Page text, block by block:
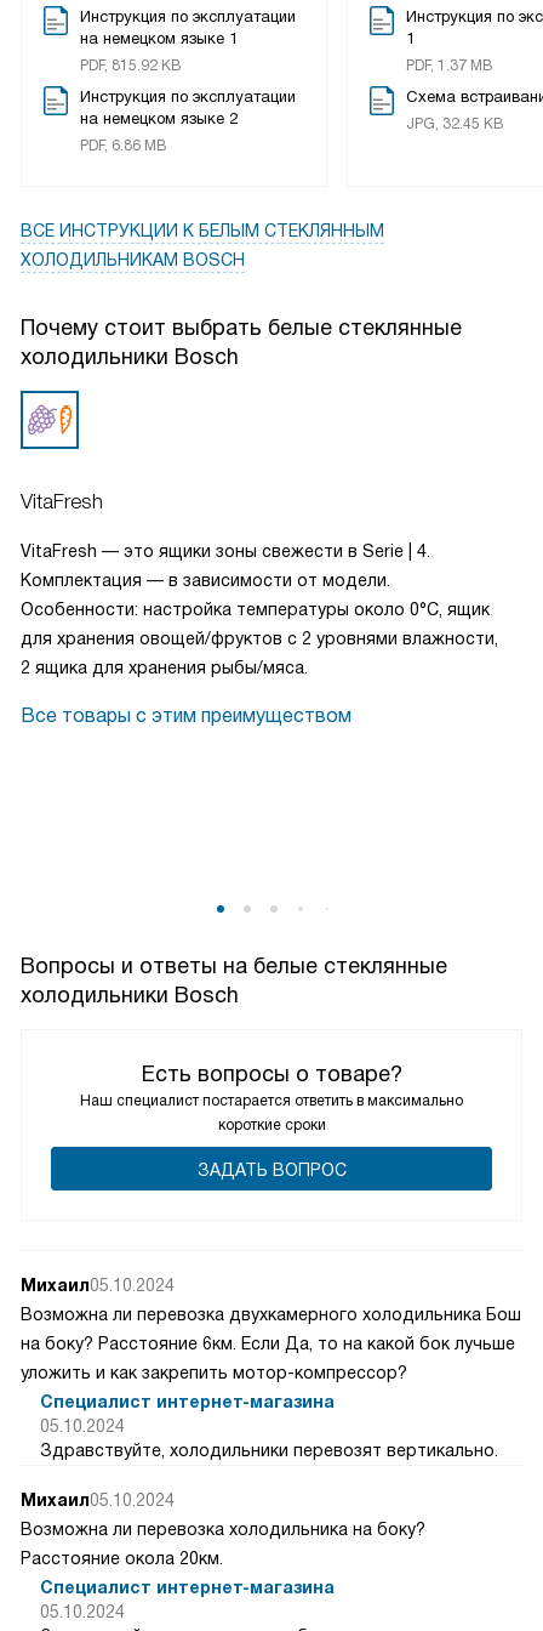
Инструкция по эксплуатации
на немецком языке 1
PDF, 815.92 KB
Инструкция по эксплуатации
на немецком языке 2
PDF, 6.86 MB
Инструкция по
1
PDF, 1.37 MB
Схема
JPG, 32.45 KB
ВСЕ ИНСТРУКЦИИ К БЕЛЫМ СТЕКЛЯННЫМ
ХОЛОДИЛЬНИКАМ BOSCH
Почему стоит выбрать белые стеклянные
холодильники Bosch
VitaFresh
VitaFresh — это ящики зоны свежести в Serie | 4.
Комплектация — в зависимости от модели.
Особенности: настройка температуры около 0°C, ящик
для хранения овощей/фруктов с 2 уровнями влажности,
2 ящика для хранения рыбы/мяса.
Все товары с этим преимуществом
Вопросы и ответы на белые стеклянные
холодильники Bosch
Есть вопросы о товаре?
Наш специалист постарается ответить в максимально
короткие сроки
ЗАДАТЬ ВОПРОС
Михаил05.10.2024
Возможна ли перевозка двухкамерного холодильника Бош
на боку? Расстояние 6км. Если Да, то на какой бок лучьше
уложить и как закрепить мотор-компрессор?
Специалист интернет-магазина
05.10.2024
Здравствуйте, холодильники перевозят вертикально.
Михаил05.10.2024
Возможна ли перевозка холодильника на боку?
Расстояние окола 20км.
Специалист интернет-магазина
05.10.2024